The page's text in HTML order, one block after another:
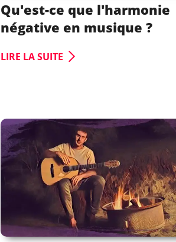
Qu'est-ce que l'harmonie
négative en musique ?
LIRE LA SUITE